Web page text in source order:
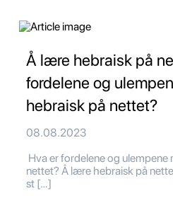
Å lære hebraisk på
fordelene og
hebraisk på nettet?
08.08.2023
Hva er fordelene og
nettet? Å lære hebraisk på
st […]